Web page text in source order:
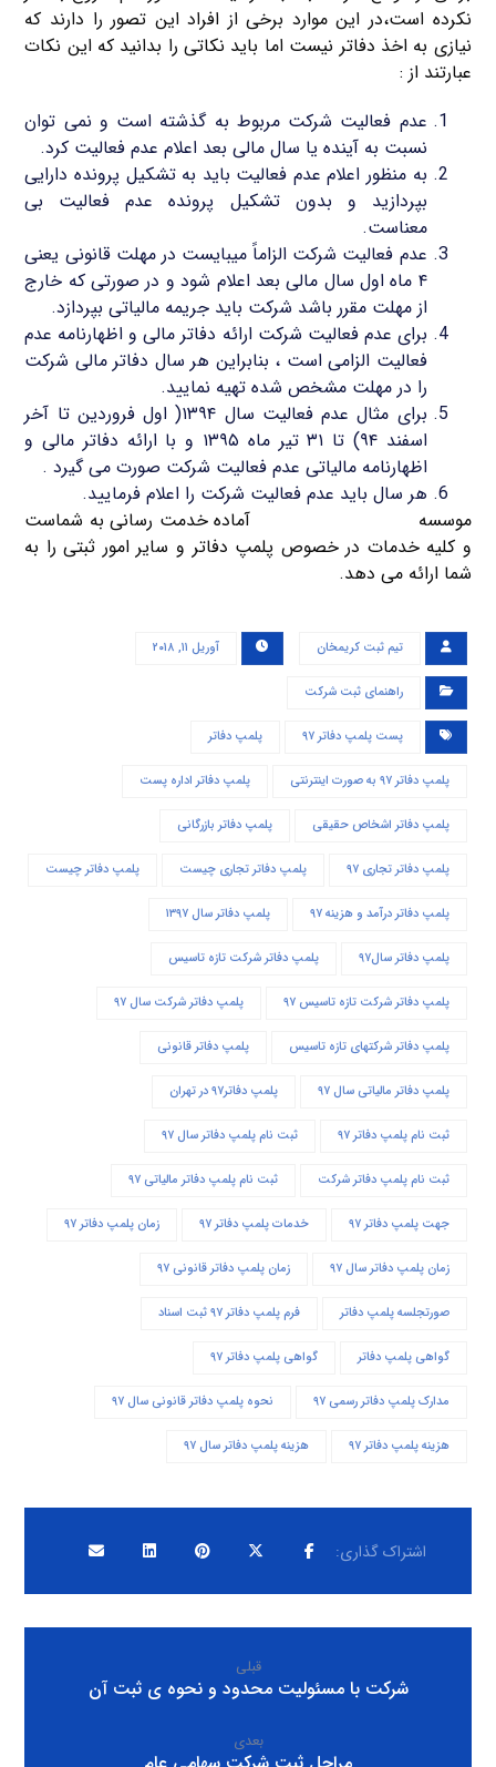
نکرده است،در این موارد برخی از افراد این تصور را دارند که
نیازی به اخذ دفاتر نیست اما باید نکاتی را بدانید که این نکات
عبارتند از :
عدم فعالیت شرکت مربوط به گذشته است و نمی توان
نسبت به آینده یا سال مالی بعد اعلام عدم فعالیت کرد.
به منظور اعلام عدم فعالیت باید به تشکیل پرونده دارایی
بپردازید و بدون تشکیل پرونده عدم فعالیت بی
معناست.
عدم فعالیت شرکت الزاماً میبایست در مهلت قانونی یعنی
۴ ماه اول سال مالی بعد اعلام شود و در صورتی که خارج
از مهلت مقرر باشد شرکت باید جریمه مالیاتی بپردازد.
برای عدم فعالیت شرکت ارائه دفاتر مالی و اظهارنامه عدم
فعالیت الزامی است ، بنابراین هر سال دفاتر مالی شرکت
را در مهلت مشخص شده تهیه نمایید.
برای مثال عدم فعالیت سال ۱۳۹۴( اول فروردین تا آخر
اسفند ۹۴) تا ۳۱ تیر ماه ۱۳۹۵ و با ارائه دفاتر مالی و
اظهارنامه مالیاتی عدم فعالیت شرکت صورت می گیرد .
هر سال باید عدم فعالیت شرکت را اعلام فرمایید.
موسسه
آماده خدمت رسانی به شماست
و کلیه خدمات در خصوص پلمپ دفاتر و سایر امور ثبتی را به
شما ارائه می دهد.
تیم ثبت کریمخان آوریل ۱۱, ۲۰۱۸
راهنمای ثبت شرکت
پست پلمپ دفاتر ۹۷ پلمپ دفاتر
پلمپ دفاتر ۹۷ به صورت اینترنتی پلمپ دفاتر اداره پست
پلمپ دفاتر اشخاص حقیقی پلمپ دفاتر بازرگانی
پلمپ دفاتر تجاری ۹۷ پلمپ دفاتر تجاری چیست پلمپ دفاتر چیست
پلمپ دفاتر درآمد و هزینه ۹۷ پلمپ دفاتر سال ۱۳۹۷
پلمپ دفاتر سال۹۷ پلمپ دفاتر شرکت تازه تاسیس
پلمپ دفاتر شرکت تازه تاسیس ۹۷ پلمپ دفاتر شرکت سال ۹۷
پلمپ دفاتر شرکتهای تازه تاسیس پلمپ دفاتر قانونی
پلمپ دفاتر مالیاتی سال ۹۷ پلمپ دفاتر۹۷ در تهران
ثبت نام پلمپ دفاتر ۹۷ ثبت نام پلمپ دفاتر سال ۹۷
ثبت نام پلمپ دفاتر شرکت ثبت نام پلمپ دفاتر مالیاتی ۹۷
جهت پلمپ دفاتر ۹۷ خدمات پلمپ دفاتر ۹۷ زمان پلمپ دفاتر ۹۷
زمان پلمپ دفاتر سال ۹۷ زمان پلمپ دفاتر قانونی ۹۷
صورتجلسه پلمپ دفاتر فرم پلمپ دفاتر ۹۷ ثبت اسناد
گواهی پلمپ دفاتر گواهی پلمپ دفاتر ۹۷
مدارک پلمپ دفاتر رسمی ۹۷ نحوه پلمپ دفاتر قانونی سال ۹۷
هزینه پلمپ دفاتر ۹۷ هزینه پلمپ دفاتر سال ۹۷
قبلی
شرکت با مسئولیت محدود و نحوه ی ثبت آن
بعدی